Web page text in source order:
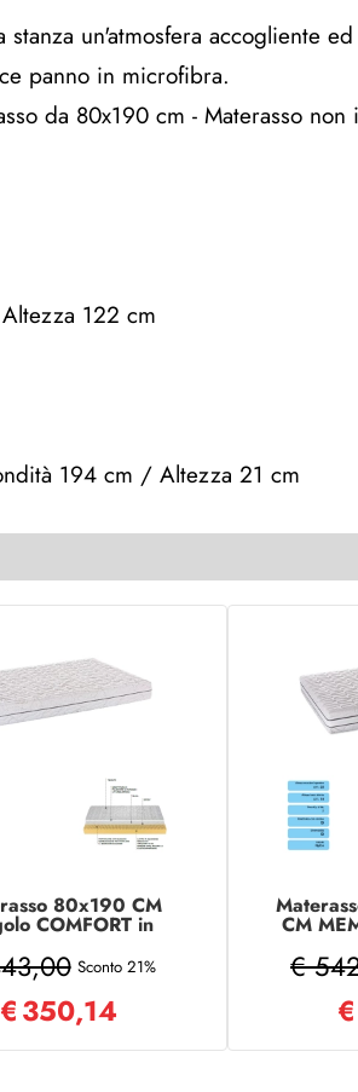
un'atmosfera accogliente
panno in microfibra.
da 80x190 cm - Materasso non
122 cm
194 cm / Altezza 21 cm
80x190 CM
COMFORT in
sfoderabile
Sconto 21%
€350,14
CM
€
€